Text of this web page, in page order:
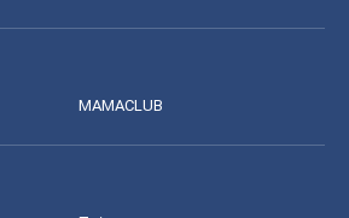
MAMACLUB